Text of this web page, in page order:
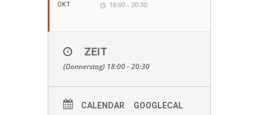
OKT 18:00 - 20:30
ZEIT
(Donnerstag) 18:00 - 20:30
CALENDAR GOOGLECAL